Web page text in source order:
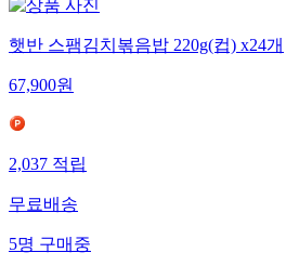
햇반 스팸김치볶음밥 220g(컵) x24개
67,900원
2,037 적립
무료배송
5명 구매중